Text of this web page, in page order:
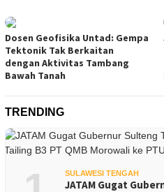
Dosen Geofisika Untad: Gempa
Tektonik Tak Berkaitan
dengan Aktivitas Tambang
Bawah Tanah
TRENDING
SULAWESI TENGAH
JATAM Gugat